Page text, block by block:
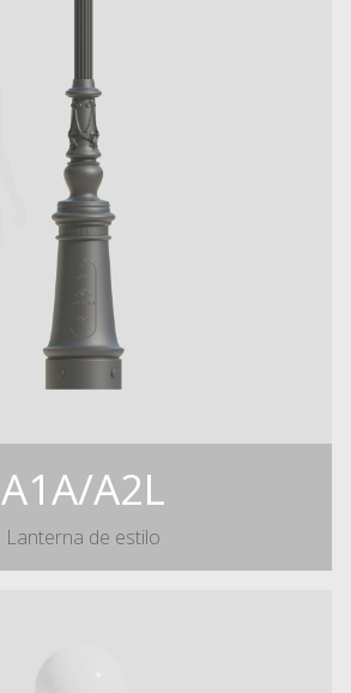
A1A/A2L
Lanterna de estilo